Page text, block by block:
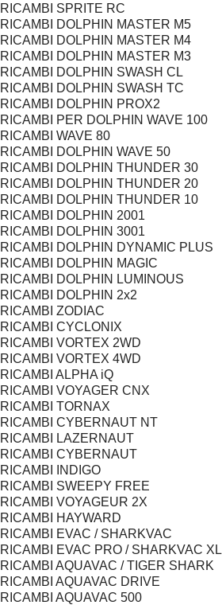
RICAMBI SPRITE RC
RICAMBI DOLPHIN MASTER M5
RICAMBI DOLPHIN MASTER M4
RICAMBI DOLPHIN MASTER M3
RICAMBI DOLPHIN SWASH CL
RICAMBI DOLPHIN SWASH TC
RICAMBI DOLPHIN PROX2
RICAMBI PER DOLPHIN WAVE 100
RICAMBI WAVE 80
RICAMBI DOLPHIN WAVE 50
RICAMBI DOLPHIN THUNDER 30
RICAMBI DOLPHIN THUNDER 20
RICAMBI DOLPHIN THUNDER 10
RICAMBI DOLPHIN 2001
RICAMBI DOLPHIN 3001
RICAMBI DOLPHIN DYNAMIC PLUS
RICAMBI DOLPHIN MAGIC
RICAMBI DOLPHIN LUMINOUS
RICAMBI DOLPHIN 2x2
RICAMBI ZODIAC
RICAMBI CYCLONIX
RICAMBI VORTEX 2WD
RICAMBI VORTEX 4WD
RICAMBI ALPHA iQ
RICAMBI VOYAGER CNX
RICAMBI TORNAX
RICAMBI CYBERNAUT NT
RICAMBI LAZERNAUT
RICAMBI CYBERNAUT
RICAMBI INDIGO
RICAMBI SWEEPY FREE
RICAMBI VOYAGEUR 2X
RICAMBI HAYWARD
RICAMBI EVAC / SHARKVAC
RICAMBI EVAC PRO / SHARKVAC XL
RICAMBI AQUAVAC / TIGER SHARK
RICAMBI AQUAVAC DRIVE
RICAMBI AQUAVAC 500